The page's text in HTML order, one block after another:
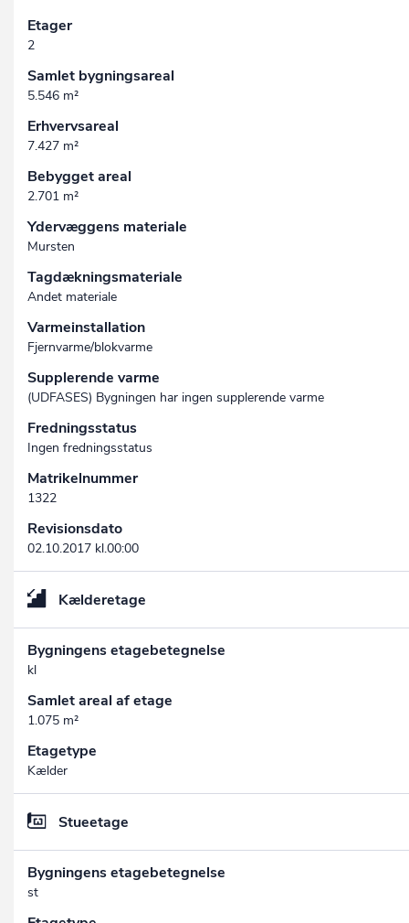
Etager
2
Samlet bygningsareal
5.546 m²
Erhvervsareal
7.427 m²
Bebygget areal
2.701 m²
Ydervæggens materiale
Mursten
Tagdækningsmateriale
Andet materiale
Varmeinstallation
Fjernvarme/blokvarme
Supplerende varme
(UDFASES) Bygningen har ingen supplerende varme
Fredningsstatus
Ingen fredningsstatus
Matrikelnummer
1322
Revisionsdato
02.10.2017 kl.00:00
Kælderetage
Bygningens etagebetegnelse
kl
Samlet areal af etage
1.075 m²
Etagetype
Kælder
Stueetage
Bygningens etagebetegnelse
st